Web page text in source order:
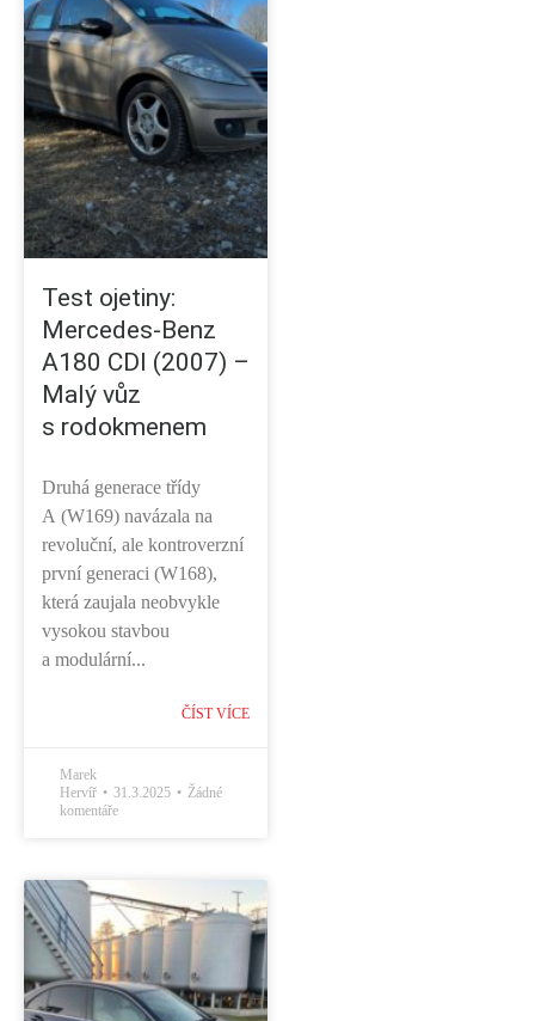
Test ojetiny:
Mercedes-Benz
A180 CDI (2007) –
Malý vůz
s rodokmenem
Druhá generace třídy
A (W169) navázala na
revoluční, ale kontroverzní
první generaci (W168),
která zaujala neobvykle
vysokou stavbou
a modulární...
ČÍST VÍCE
Marek
Hervíř
31.3.2025
Žádné
komentáře